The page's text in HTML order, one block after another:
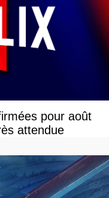
pour août
attendue